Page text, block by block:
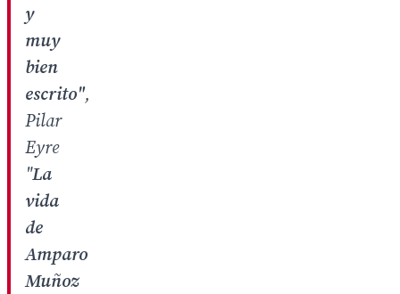
y
muy
bien
escrito",
Pilar
Eyre
"La
vida
de
Amparo
Muñoz